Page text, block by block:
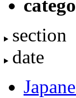
section
date